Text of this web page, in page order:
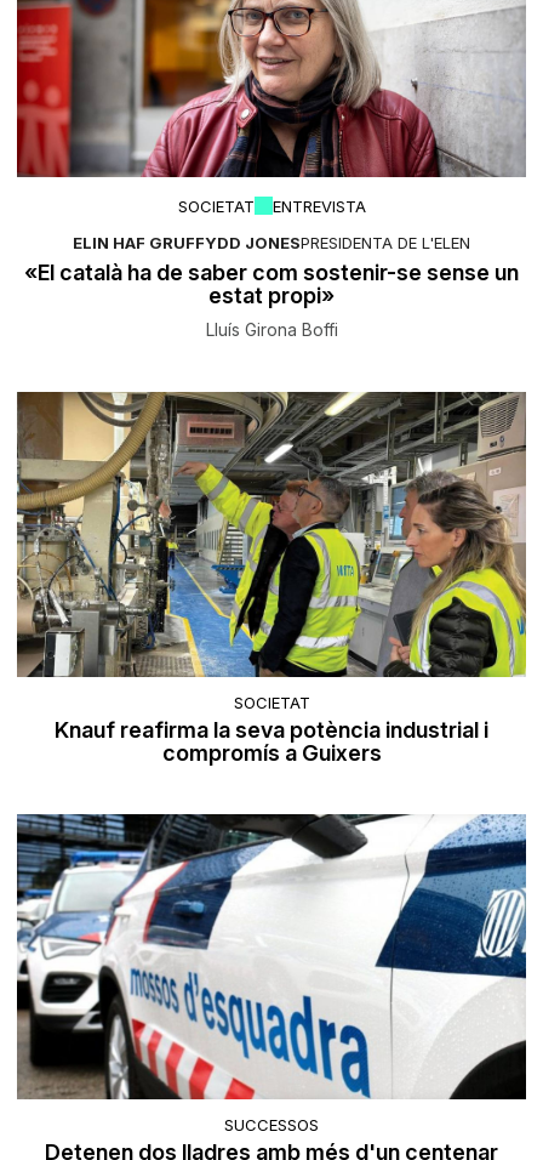
SOCIETAT
ENTREVISTA
ELIN HAF GRUFFYDD JONESPRESIDENTA DE L'ELEN
«El català ha de saber com sostenir-se sense un
estat propi»
Lluís Girona Boffi
SOCIETAT
Knauf reafirma la seva potència industrial i
compromís a Guixers
SUCCESSOS
Detenen dos lladres amb més d'un centenar